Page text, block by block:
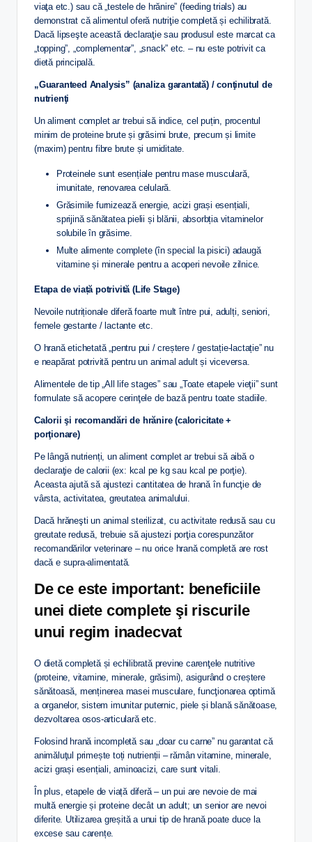
viaţa etc.) sau că „testele de hrănire” (feeding trials) au
demonstrat că alimentul oferă nutriţie completă și echilibrată.
Dacă lipseşte această declaraţie sau produsul este marcat ca
„topping”, „complementar”, „snack” etc. – nu este potrivit ca
dietă principală.
„Guaranteed Analysis” (analiza garantată) / conţinutul de
nutrienţi
Un aliment complet ar trebui să indice, cel puțin, procentul
minim de proteine brute și grăsimi brute, precum și limite
(maxim) pentru fibre brute și umiditate.
Proteinele sunt esențiale pentru mase musculară,
imunitate, renovarea celulară.
Grăsimile furnizează energie, acizi grași esențiali,
sprijină sănătatea pielii și blănii, absorbția vitaminelor
solubile în grăsime.
Multe alimente complete (în special la pisici) adaugă
vitamine și minerale pentru a acoperi nevoile zilnice.
Etapa de viață potrivită (Life Stage)
Nevoile nutriționale diferă foarte mult între pui, adulți, seniori,
femele gestante / lactante etc.
O hrană etichetată „pentru pui / creștere / gestație-lactație” nu
e neapărat potrivită pentru un animal adult și viceversa.
Alimentele de tip „All life stages” sau „Toate etapele vieţii” sunt
formulate să acopere cerinţele de bază pentru toate stadiile.
Calorii şi recomandări de hrănire (caloricitate +
porţionare)
Pe lângă nutrienți, un aliment complet ar trebui să aibă o
declaraţie de calorii (ex: kcal pe kg sau kcal pe porţie).
Aceasta ajută să ajustezi cantitatea de hrană în funcţie de
vârsta, activitatea, greutatea animalului.
Dacă hrăneşti un animal sterilizat, cu activitate redusă sau cu
greutate redusă, trebuie să ajustezi porţia corespunzător
recomandărilor veterinare – nu orice hrană completă are rost
dacă e supra-alimentată.
De ce este important: beneficiile
unei diete complete şi riscurile
unui regim inadecvat
O dietă completă și echilibrată previne carenţele nutritive
(proteine, vitamine, minerale, grăsimi), asigurând o creștere
sănătoasă, menținerea masei musculare, funcţionarea optimă
a organelor, sistem imunitar puternic, piele și blană sănătoase,
dezvoltarea osos-articulară etc.
Folosind hrană incompletă sau „doar cu carne” nu garantat că
animăluţul primește toți nutrienții – rămân vitamine, minerale,
acizi grași esențiali, aminoacizi, care sunt vitali.
În plus, etapele de viață diferă – un pui are nevoie de mai
multă energie și proteine decât un adult; un senior are nevoi
diferite. Utilizarea greșită a unui tip de hrană poate duce la
excese sau carențe.